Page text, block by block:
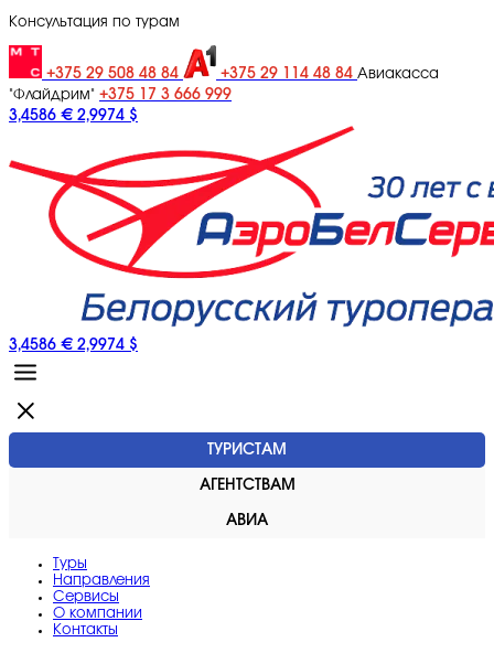
Консультация по турам
+375 29 508 48 84 +375 29 114 48 84 Авиакасса
"Флайдрим" +375 17 3 666 999
3,4586 € 2,9974 $
3,4586 € 2,9974 $
ТУРИСТАМ
АГЕНТСТВАМ
АВИА
Туры
Направления
Сервисы
O компании
Контакты